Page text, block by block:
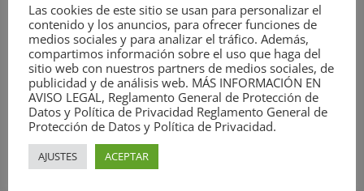
General del Trabajo,
Confederación Nacional del
Trabajo, Interpueblos,
Izquierda Unida de
Cantabria, Juventud
Comunista de los Pueblos
de España, Las Calles
Contra el Fascismo, Partido
Las cookies de este sitio se usan para personalizar el
contenido y los anuncios, para ofrecer funciones de
medios sociales y para analizar el tráfico. Además,
compartimos información sobre el uso que haga del
sitio web con nuestros partners de medios sociales, de
publicidad y de análisis web. MÁS INFORMACIÓN EN
AVISO LEGAL, Reglamento General de Protección de
Datos y Política de Privacidad Reglamento General de
Protección de Datos y Política de Privacidad.
AJUSTES ACEPTAR